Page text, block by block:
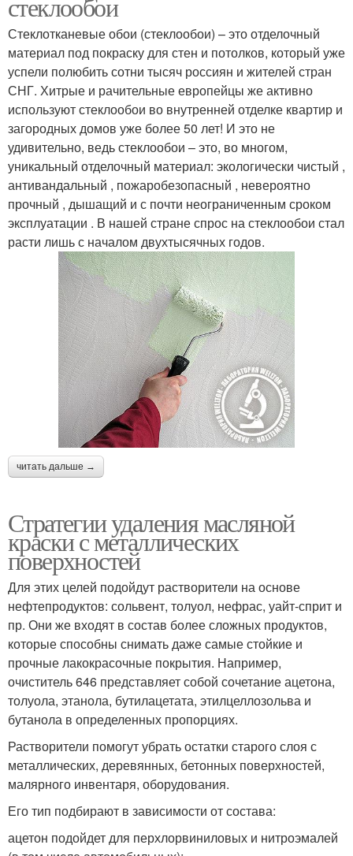
Стеклотканевые обои (стеклообои) – это отделочный
материал под покраску для стен и потолков, который уже
успели полюбить сотни тысяч россиян и жителей стран
СНГ. Хитрые и рачительные европейцы же активно
используют стеклообои во внутренней отделке квартир и
загородных домов уже более 50 лет! И это не
удивительно, ведь стеклообои – это, во многом,
уникальный отделочный материал: экологически чистый ,
антивандальный , пожаробезопасный , невероятно
прочный , дышащий и с почти неограниченным сроком
эксплуатации . В нашей стране спрос на стеклообои стал
расти лишь с началом двухтысячных годов.
читать дальше →
Стратегии удаления масляной
краски с металлических
поверхностей
Для этих целей подойдут растворители на основе
нефтепродуктов: сольвент, толуол, нефрас, уайт-сприт и
пр. Они же входят в состав более сложных продуктов,
которые способны снимать даже самые стойкие и
прочные лакокрасочные покрытия. Например,
очиститель 646 представляет собой сочетание ацетона,
толуола, этанола, бутилацетата, этилцеллозольва и
бутанола в определенных пропорциях.
Растворители помогут убрать остатки старого слоя с
металлических, деревянных, бетонных поверхностей,
малярного инвентаря, оборудования.
Его тип подбирают в зависимости от состава:
ацетон подойдет для перхлорвиниловых и нитроэмалей